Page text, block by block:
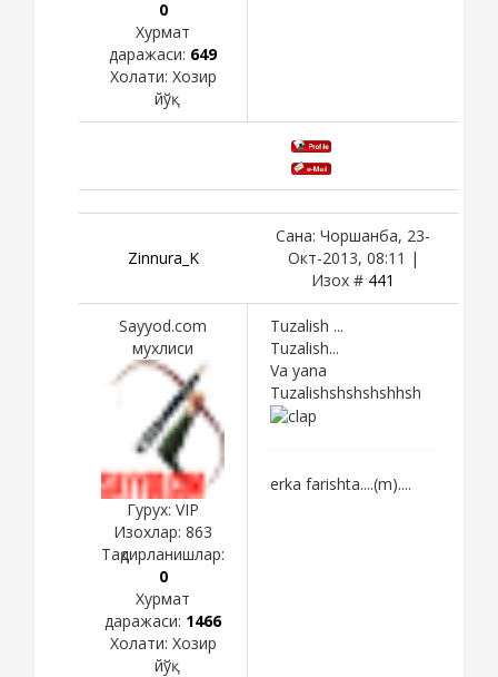
0
Хурмат
даражаси: 649
Холати: Хозир
йўқ
Zinnura_K
Сана: Чоршанба, 23-
Окт-2013, 08:11 |
Изох # 441
Sayyod.com
мухлиси
Гурух: VIP
Изохлар: 863
Тақдирланишлар:
0
Хурмат
даражаси: 1466
Холати: Хозир
йўқ
Tuzalish ...
Tuzalish...
Va yana
Tuzalishshshshshhsh
erka farishta....(m)....